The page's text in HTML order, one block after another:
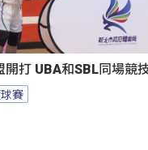
開打 UBA和SBL同場競
賽